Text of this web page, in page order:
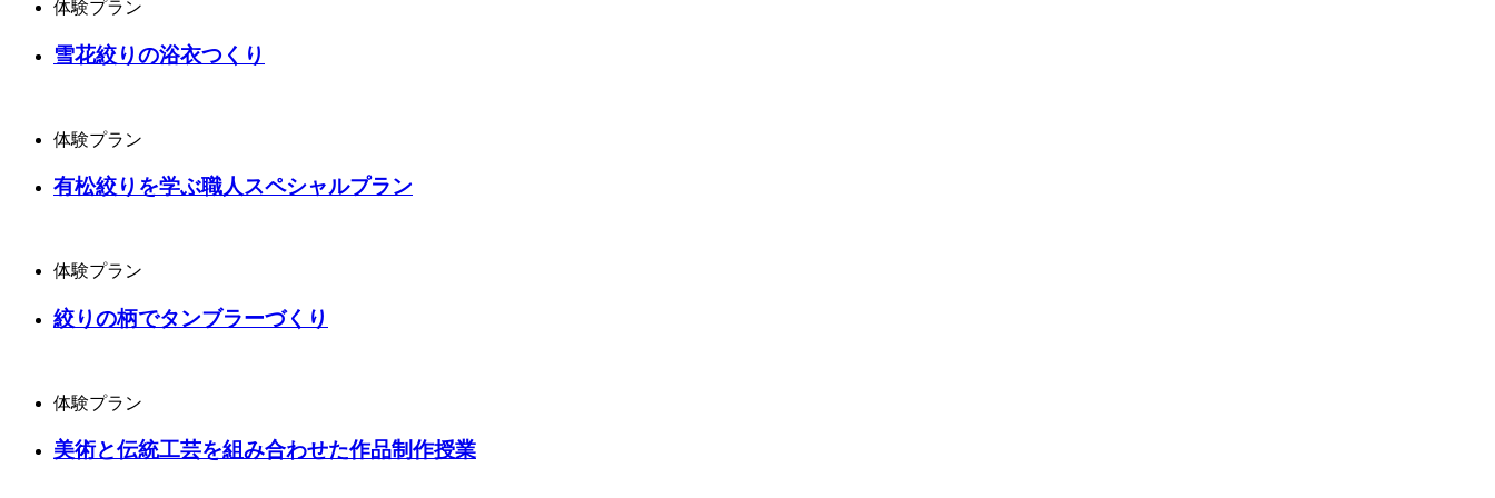
体験プラン
雪花絞りの浴衣つくり
体験プラン
有松絞りを学ぶ職人スペシャルプラン
体験プラン
絞りの柄でタンブラーづくり
体験プラン
美術と伝統工芸を組み合わせた作品制作授業